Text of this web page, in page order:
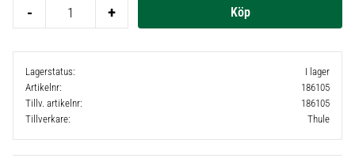
+
-
Lagerstatus
I lager
Artikelnr
186105
Tillv. artikelnr
186105
Tillverkare
Thule